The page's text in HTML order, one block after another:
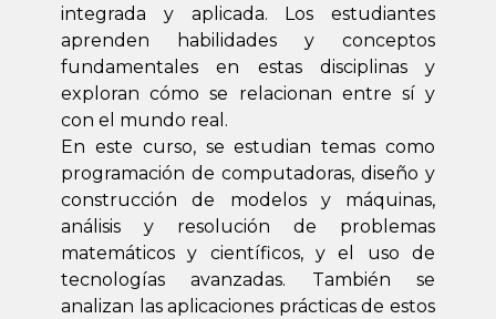
integrada y aplicada. Los estudiantes
aprenden habilidades y conceptos
fundamentales en estas disciplinas y
exploran cómo se relacionan entre sí y
con el mundo real.
En este curso, se estudian temas como
programación de computadoras, diseño y
construcción de modelos y máquinas,
análisis y resolución de problemas
matemáticos y científicos, y el uso de
tecnologías avanzadas. También se
analizan las aplicaciones prácticas de estos